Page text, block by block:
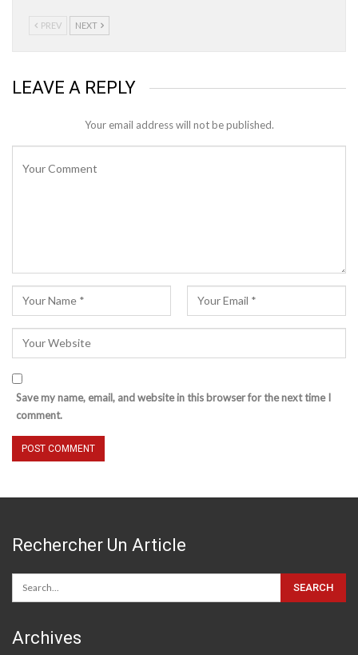
PREV NEXT
LEAVE A REPLY
Your email address will not be published.
Save my name, email, and website in this browser for the next time I
comment.
Rechercher Un Article
Archives